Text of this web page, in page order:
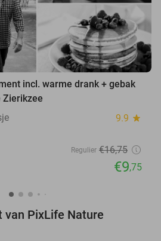
incl. warme drank + gebak
Zierikzee
9.9 star
Regulier €16,75
€9,75
van PixLife Nature